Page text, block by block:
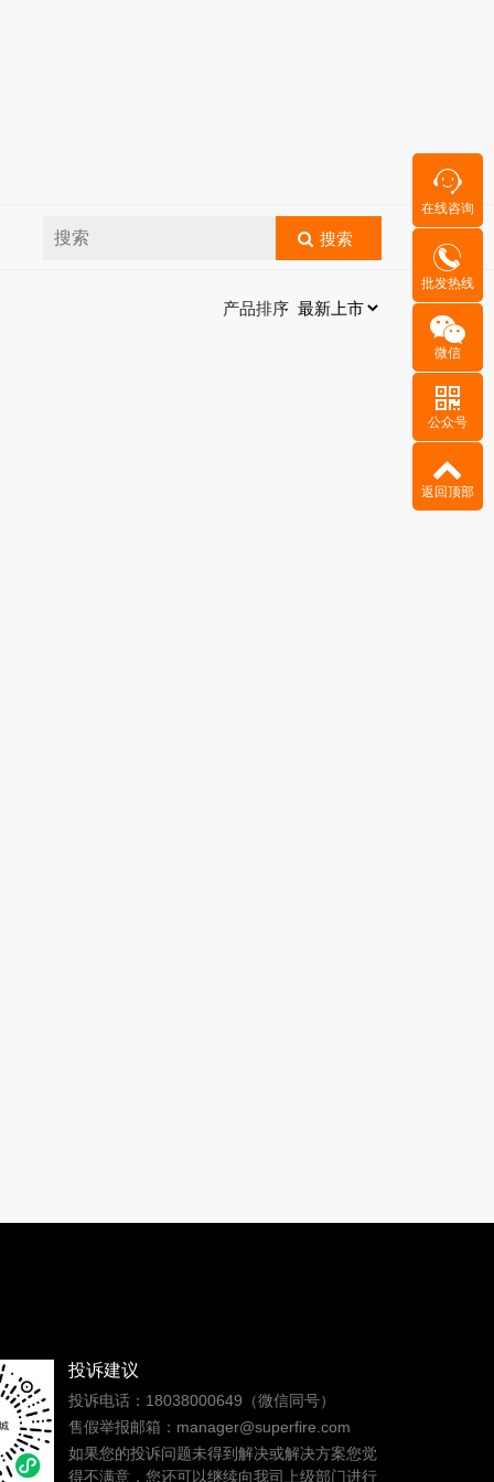
搜索
产品排序
投诉建议
投诉电话：18038000649（微信同号）
售假举报邮箱：manager@superfire.com
如果您的投诉问题未得到解决或解决方案您觉
得不满意，您还可以继续向我司上级部门进行
在线咨询
批发热线
微信
公众号
返回顶部